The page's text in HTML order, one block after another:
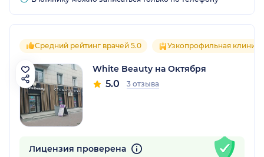
Средний рейтинг врачей 5.0 Узкопрофильная клиника
White Beauty на Октября
5.0 3 отзыва
Лицензия проверена